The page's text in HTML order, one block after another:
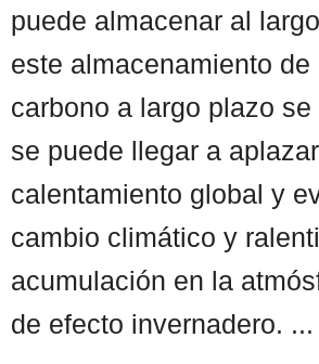
puede almacenar al
este almacenamiento de
carbono a largo plazo
se puede llegar a
calentamiento global y
cambio climático y
acumulación en la
de efecto invernadero. ...